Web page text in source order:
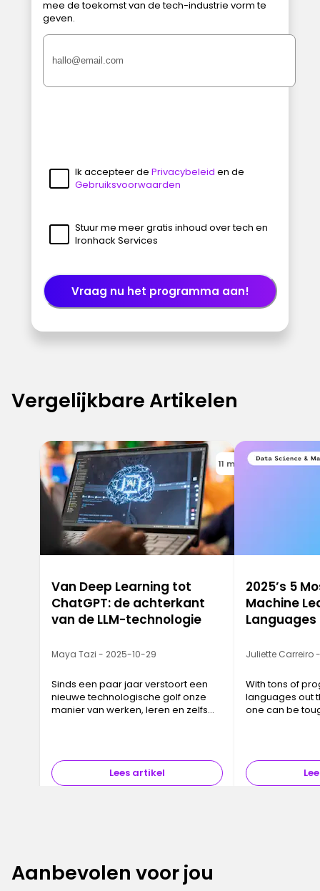
mee de toekomst van de tech-industrie vorm te
geven.
Ik accepteer de Privacybeleid en de
Gebruiksvoorwaarden
Stuur me meer gratis inhoud over tech en
Ironhack Services
Vraag nu het programma aan!
Vergelijkbare Artikelen
11 min
Van Deep Learning tot
ChatGPT: de achterkant
van de LLM-technologie
Maya Tazi - 2025-10-29
Sinds een paar jaar verstoort een
nieuwe technologische golf onze
manier van werken, leren en zelfs
Lees artikel
2025’s 5
Machine
Languages
Juliette Carreiro
With tons of
languages out
one can be
Aanbevolen voor jou